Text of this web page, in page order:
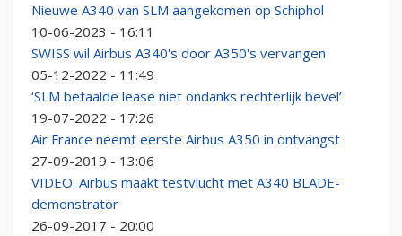
Nieuwe A340 van SLM aangekomen op Schiphol
10-06-2023 - 16:11
SWISS wil Airbus A340's door A350's vervangen
05-12-2022 - 11:49
‘SLM betaalde lease niet ondanks rechterlijk bevel’
19-07-2022 - 17:26
Air France neemt eerste Airbus A350 in ontvangst
27-09-2019 - 13:06
VIDEO: Airbus maakt testvlucht met A340 BLADE-
demonstrator
26-09-2017 - 20:00